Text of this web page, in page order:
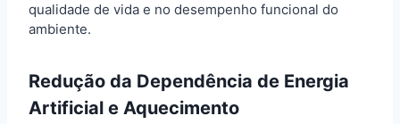
qualidade de vida e no desempenho funcional do
ambiente.
Redução da Dependência de Energia
Artificial e Aquecimento